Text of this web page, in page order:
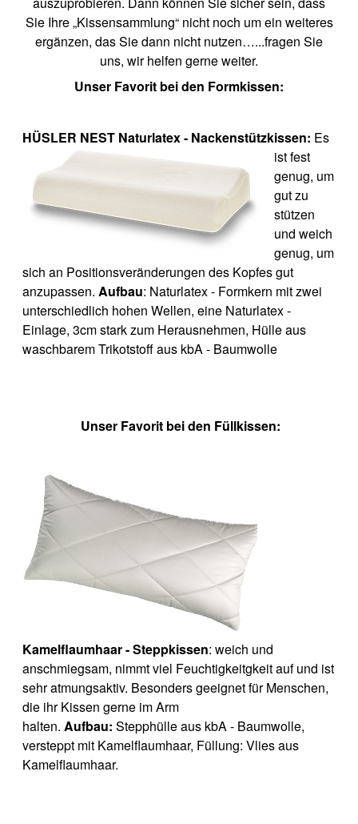
Sie Ihre „Kissensammlung“ nicht noch um ein weiteres
ergänzen, das Sie dann nicht nutzen…...fragen Sie
uns, wir helfen gerne weiter.
Unser Favorit bei den Formkissen:
HÜSLER NEST Naturlatex - Nackenstützkissen: Es
ist fest
genug, um
gut zu
stützen
und weich
genug, um
sich an Positionsveränderungen des Kopfes gut
anzupassen.Aufbau: Naturlatex - Formkern mit zwei
unterschiedlich hohen Wellen, eine Naturlatex -
Einlage, 3cm stark zum Herausnehmen, Hülle aus
waschbarem Trikotstoff aus kbA - Baumwolle
Unser Favorit bei den Füllkissen:
Kamelflaumhaar - Steppkissen: weich und
anschmiegsam, nimmt viel Feuchtigkeitgkeit auf und ist
sehr atmungsaktiv. Besonders geeignet für Menschen,
die ihr Kissen gerne im Arm
halten. Aufbau:Stepphülle aus kbA - Baumwolle,
versteppt mit Kamelflaumhaar, Füllung: Vlies aus
Kamelflaumhaar.